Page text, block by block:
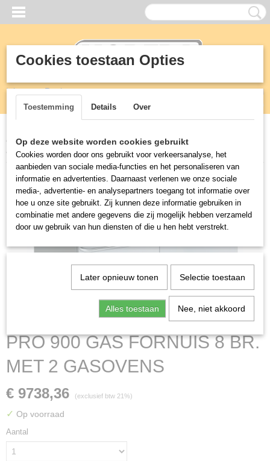
Inloggen Registreren
(0)
Home >KEUKEN>900 mm professionele kooklijn
FORNUIS 8 BR. MET 2 GASOVENS
PRO 900 GAS FORNUIS 8 BR.
MET 2 GASOVENS
€ 9738,36 (exclusief btw 21%)
✓ Op voorraad
Aantal
Cookies toestaan Opties
Toestemming Details Over
Op deze website worden cookies gebruikt
Cookies worden door ons gebruikt voor verkeersanalyse, het
aanbieden van sociale media-functies en het personaliseren van
informatie en advertenties. Daarnaast verlenen we onze sociale
media-, advertentie- en analysepartners toegang tot informatie over
hoe u onze site gebruikt. Zij kunnen deze informatie gebruiken in
combinatie met andere gegevens die zij mogelijk hebben verzameld
door uw gebruik van hun diensten of die u hen hebt verstrekt.
Later opnieuw tonen Selectie toestaan
Alles toestaan Nee, niet akkoord